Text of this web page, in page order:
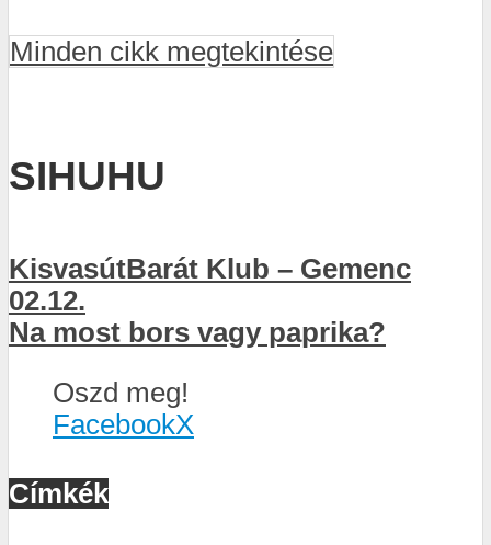
Minden cikk megtekintése
SIHUHU
KisvasútBarát Klub – Gemenc
02.12.
Na most bors vagy paprika?
Oszd meg!
FacebookX
Címkék